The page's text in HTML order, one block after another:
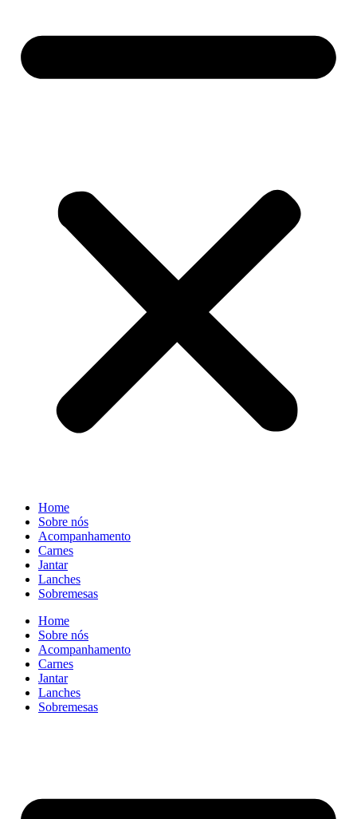
Home
Sobre nós
Acompanhamento
Carnes
Jantar
Lanches
Sobremesas
Home
Sobre nós
Acompanhamento
Carnes
Jantar
Lanches
Sobremesas